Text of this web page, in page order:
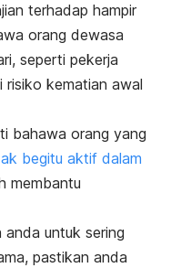
terhadap hampir
orang dewasa
seperti pekerja
risiko kematian awal
bahawa orang yang
begitu aktif dalam
membantu
anda untuk sering
pastikan anda